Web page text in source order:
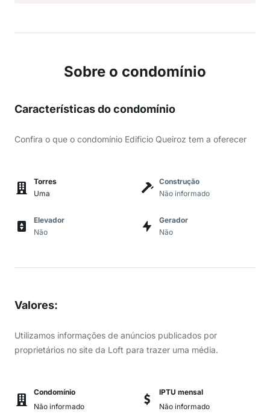
Sobre o condomínio
Características do condomínio
Confira o que o condomínio Edificio Queiroz tem a oferecer
Torres
Uma
Construção
Não informado
Elevador
Não
Gerador
Não
Valores:
Utilizamos informações de anúncios publicados por
proprietários no site da Loft para trazer uma média.
Condomínio
Não informado
IPTU mensal
Não informado